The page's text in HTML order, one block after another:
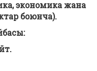
экономика жана
боюнча).
.